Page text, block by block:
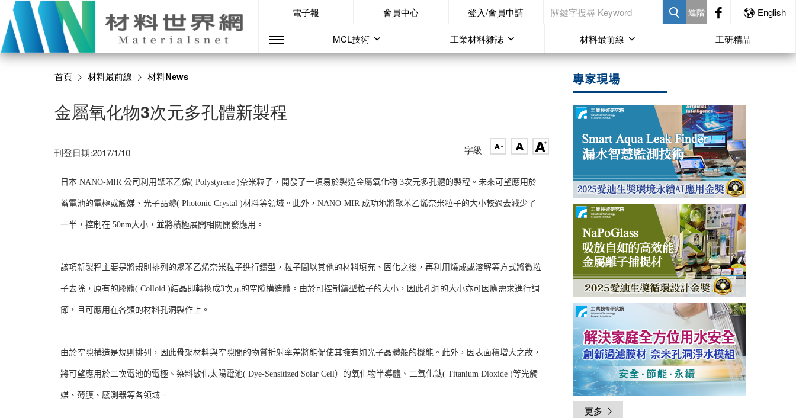
電子報 會員中心 登入/會員申請 進階 English
MCL技術 工業材料雜誌 材料最前線 工研精品
首頁 材料最前線 材料News
金屬氧化物3次元多孔體新製程
刊登日期:2017/1/10 字級
日本 NANO-MIR 公司利用聚苯乙烯( Polystyrene )奈米粒子，開發了一項易於製造金屬氧化物 3次元多孔體的製程。未來可望應用於
蓄電池的電極或觸媒、光子晶體( Photonic Crystal )材料等領域。此外，NANO-MIR 成功地將聚苯乙烯奈米粒子的大小較過去減少了
一半，控制在 50nm大小，並將積極展開相關開發應用。
該項新製程主要是將規則排列的聚苯乙烯奈米粒子進行鑄型，粒子間以其他的材料填充、固化之後，再利用燒成或溶解等方式將微粒
子去除，原有的膠體( Colloid )結晶即轉換成3次元的空隙構造體。由於可控制鑄型粒子的大小，因此孔洞的大小亦可因應需求進行調
節，且可應用在各類的材料孔洞製作上。
由於空隙構造是規則排列，因此骨架材料與空隙間的物質折射率差將能促使其擁有如光子晶體般的機能。此外，因表面積增大之故，
將可望應用於二次電池的電極、染料敏化太陽電池( Dye-Sensitized Solar Cell）的氧化物半導體、二氧化鈦( Titanium Dioxide )等光觸
媒、薄膜、感測器等各領域。
專家現場
更多